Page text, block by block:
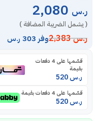
ر.س
( يشمل الضريبة المضافة )
ر.س2,383 وفر 303 ر.س
قسّمها على 4 دفعات
بقيمة
ر.س
قسّمها على 4 دفعات بقيمة
ر.س